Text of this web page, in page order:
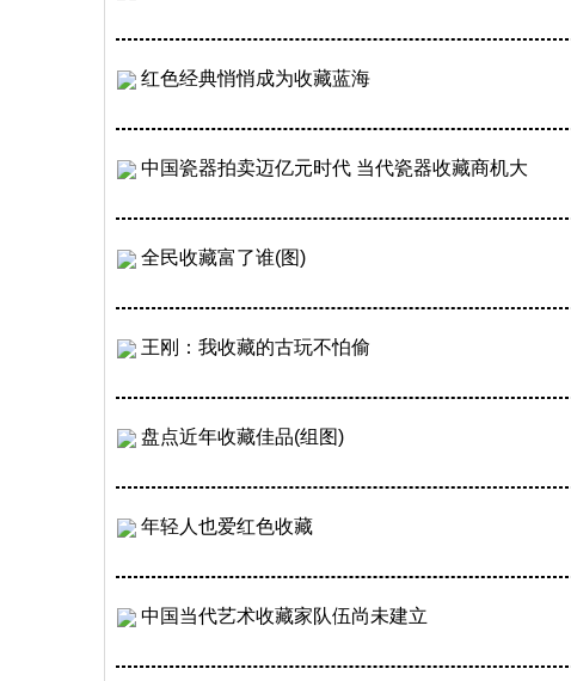
红色经典悄悄成为收藏蓝海
中国瓷器拍卖迈亿元时代 当代瓷器收藏商机大
全民收藏富了谁(图)
王刚：我收藏的古玩不怕偷
盘点近年收藏佳品(组图)
年轻人也爱红色收藏
中国当代艺术收藏家队伍尚未建立